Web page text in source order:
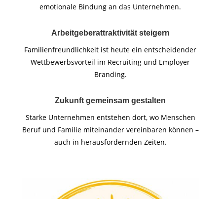
emotionale Bindung an das Unternehmen.
Arbeitgeberattraktivität steigern
Familienfreundlichkeit ist heute ein entscheidender
Wettbewerbsvorteil im Recruiting und Employer
Branding.
Zukunft gemeinsam gestalten
Starke Unternehmen entstehen dort, wo Menschen
Beruf und Familie miteinander vereinbaren können –
auch in herausfordernden Zeiten.